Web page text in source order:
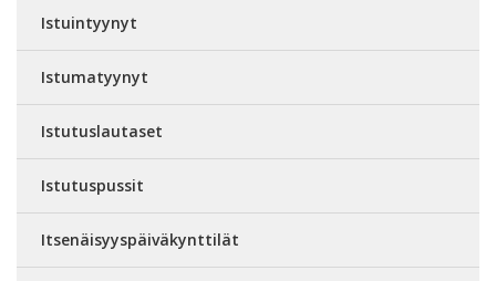
Istuintyynyt
Istumatyynyt
Istutuslautaset
Istutuspussit
Itsenäisyyspäiväkynttilät